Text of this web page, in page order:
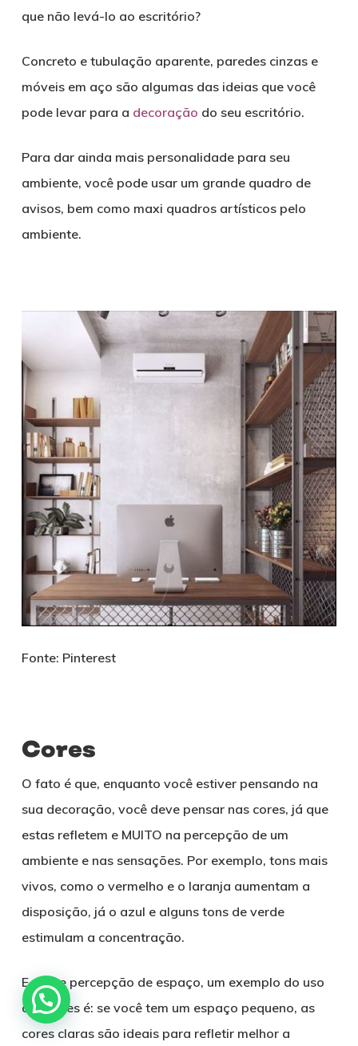
que não levá-lo ao escritório?
Concreto e tubulação aparente, paredes cinzas e
móveis em aço são algumas das ideias que você
pode levar para a decoração do seu escritório.
Para dar ainda mais personalidade para seu
ambiente, você pode usar um grande quadro de
avisos, bem como maxi quadros artísticos pelo
ambiente.
Fonte: Pinterest
Cores
O fato é que, enquanto você estiver pensando na
sua decoração, você deve pensar nas cores, já que
estas refletem e MUITO na percepção de um
ambiente e nas sensações. Por exemplo, tons mais
vivos, como o vermelho e o laranja aumentam a
disposição, já o azul e alguns tons de verde
estimulam a concentração.
E sobre percepção de espaço, um exemplo do uso
das cores é: se você tem um espaço pequeno, as
cores claras são ideais para refletir melhor a